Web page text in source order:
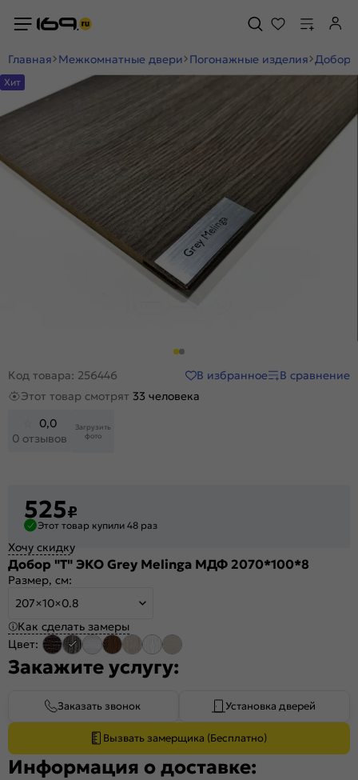
Главная Межкомнатные двери Погонажные изделия Доборы
Хит
Код товара: 256446 В избранное
В сравнение
Этот товар смотрят 33 человека
0,0
0 отзывов
Загрузить
фото
525₽
Этот товар купили 48 раз
Хочу скидку
Добор "Т" ЭКО Grey Melinga МДФ 2070*100*8
Размер, см:
207×10×0.8
Как сделать замеры
Цвет:
Закажите услугу:
Заказать звонок Установка дверей
Вызвать замерщика (Бесплатно)
Информация о доставке: